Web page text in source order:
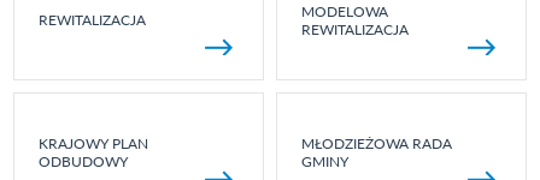
REWITALIZACJA
MODELOWA
REWITALIZACJA
KRAJOWY PLAN
ODBUDOWY
MŁODZIEŻOWA RADA
GMINY